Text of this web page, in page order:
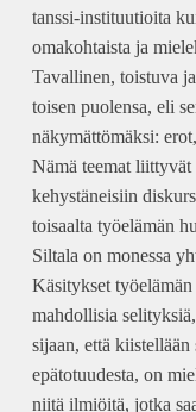
tanssi-instituutioita
omakohtaista ja
Tavallinen, toistuva
toisen puolensa, eli
näkymättömäksi:
Nämä teemat
kehystäneisiin
toisaalta työelämän
Siltala on monessa
Käsitykset
mahdollisia
sijaan, että kiistellään
epätotuudesta, on
niitä ilmiöitä, jotka